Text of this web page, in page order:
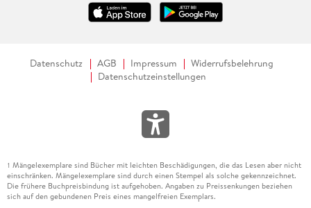
Datenschutz AGB Impressum
Widerrufsbelehrung
Datenschutzeinstellungen
1 Mängelexemplare sind Bücher mit leichten Beschädigungen, die das Lesen aber nicht
einschränken. Mängelexemplare sind durch einen Stempel als solche gekennzeichnet.
Die frühere Buchpreisbindung ist aufgehoben. Angaben zu Preissenkungen beziehen
sich auf den gebundenen Preis eines mangelfreien Exemplars.